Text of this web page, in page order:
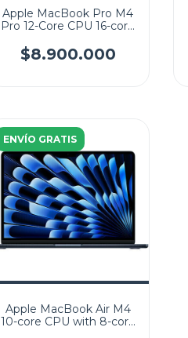
Apple MacBook Pro M4
Pro 12-Core CPU 16-core
14.2" (3024x1964) Liquid
Retina XDR MacOS
$8.900.000
ENVÍO GRATIS
Apple MacBook Air M4
10-core CPU with 8-core